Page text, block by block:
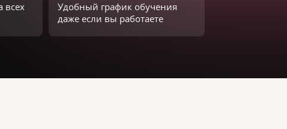
всех
Удобный график обучения
даже если вы работаете